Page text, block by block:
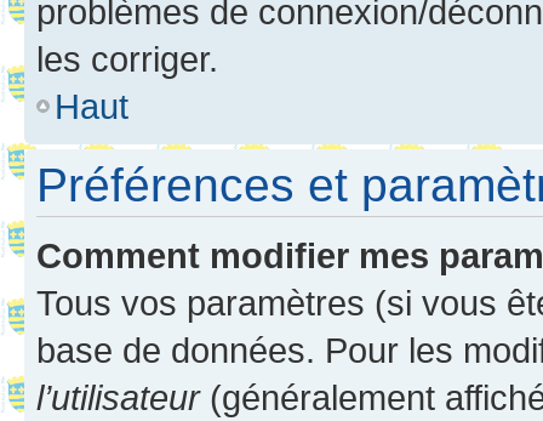
problèmes de connexion/
les corriger.
Haut
Préférences et
Comment modifier mes
Tous vos paramètres (si vous
base de données. Pour les
l’utilisateur(généralement